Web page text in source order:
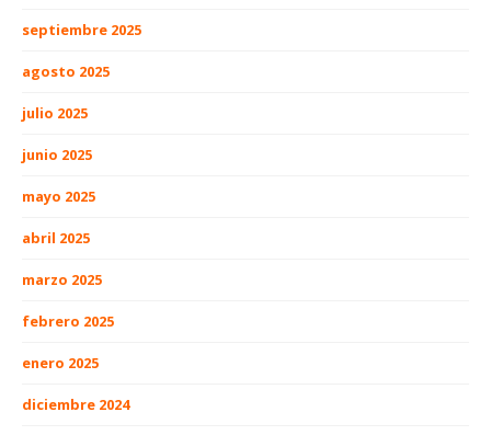
septiembre 2025
agosto 2025
julio 2025
junio 2025
mayo 2025
abril 2025
marzo 2025
febrero 2025
enero 2025
diciembre 2024